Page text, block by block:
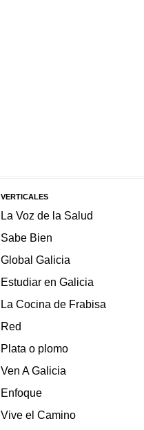
VERTICALES
La Voz de la Salud
Sabe Bien
Global Galicia
Estudiar en Galicia
La Cocina de Frabisa
Red
Plata o plomo
Ven A Galicia
Enfoque
Vive el Camino